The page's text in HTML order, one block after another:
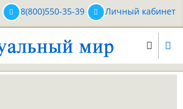
8(800)550-35-39 Личный кабинет